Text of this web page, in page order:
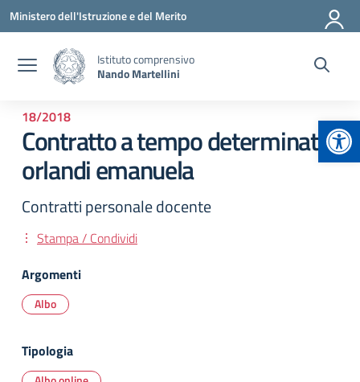
Vai ai contenuti
Vai al menu di navigazione
Vai al footer
Ministero dell'Istruzione e del Merito
Istituto comprensivo
Nando Martellini
18/2018
Contratto a tempo determinato:
orlandi emanuela
Contratti personale docente
Stampa / Condividi
Argomenti
Albo
Tipologia